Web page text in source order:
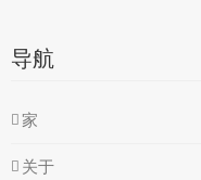
导航
家
关于